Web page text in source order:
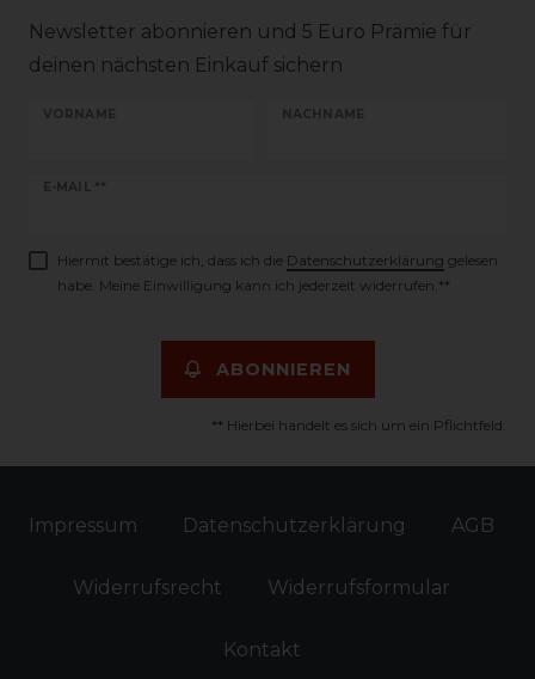
Newsletter abonnieren und 5 Euro Prämie für
deinen nächsten Einkauf sichern
VORNAME NACHNAME
E-MAIL **
Newsletter
Hiermit bestätige ich, dass ich die Daten­schutz­erklärung gelesen
habe. Meine Einwilligung kann ich jederzeit widerrufen.**
ABONNIEREN
** Hierbei handelt es sich um ein Pflichtfeld.
Impressum Daten­schutz­erklärung AGB
Widerrufs­recht Widerrufs­formular
Kontakt